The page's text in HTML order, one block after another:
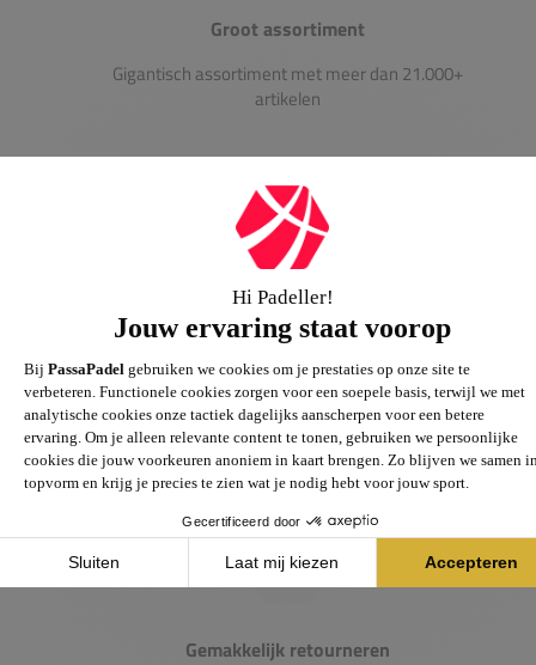
Groot assortiment
Gigantisch assortiment met meer dan 21.000+
artikelen
Passie voor de sport
Heb je vragen over onze producten? Onze specialisten
helpen je graag verder.
Gemakkelijk retourneren